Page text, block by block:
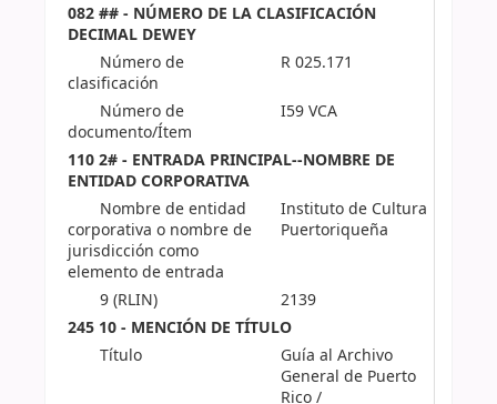
082 ## - NÚMERO DE LA CLASIFICACIÓN
DECIMAL DEWEY
Número de
clasificación
R 025.171
Número de
documento/Ítem
I59 VCA
110 2# - ENTRADA PRINCIPAL--NOMBRE DE
ENTIDAD CORPORATIVA
Nombre de entidad
corporativa o nombre de
jurisdicción como
elemento de entrada
Instituto de Cultura
Puertoriqueña
9 (RLIN)
2139
245 10 - MENCIÓN DE TÍTULO
Título
Guía al Archivo
General de Puerto
Rico /